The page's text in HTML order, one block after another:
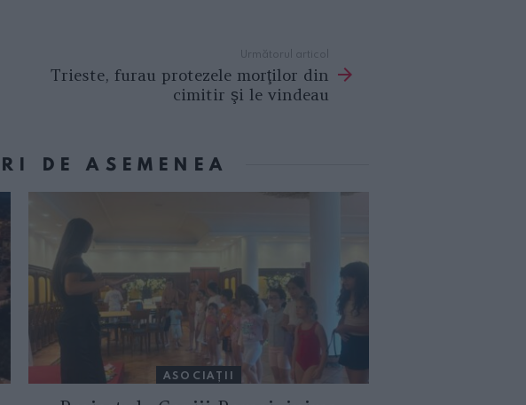
Următorul articol
Trieste, furau protezele morţilor din
cimitir şi le vindeau
DE ASEMENEA
ASOCIAŢII